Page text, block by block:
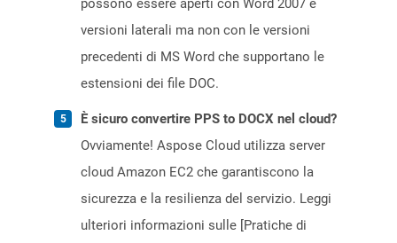
possono essere aperti con Word 2007 e
versioni laterali ma non con le versioni
precedenti di MS Word che supportano le
estensioni dei file DOC.
È sicuro convertire PPS to DOCX nel cloud?
Ovviamente! Aspose Cloud utilizza server
cloud Amazon EC2 che garantiscono la
sicurezza e la resilienza del servizio. Leggi
ulteriori informazioni sulle [Pratiche di